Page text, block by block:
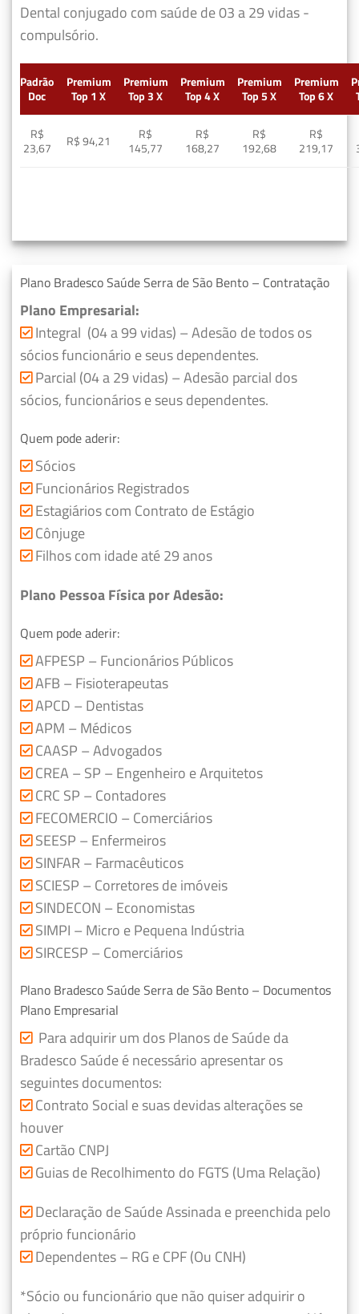
Dental conjugado com saúde de 03 a 29 vidas -
compulsório.
Padrão
Doc
Premium
Top 1 X
Premium
Top 3 X
Premium
Top 4 X
Premium
Top 5 X
Premium
Top 6 X
R$
23,67
R$ 94,21
R$
145,77
R$
168,27
R$
192,68
R$
219,17
Plano Bradesco Saúde Serra de São Bento – Contratação
Plano Empresarial:
Integral (04 a 99 vidas) – Adesão de todos os
sócios funcionário e seus dependentes.
Parcial (04 a 29 vidas) – Adesão parcial dos
sócios, funcionários e seus dependentes.
Quem pode aderir:
Sócios
Funcionários Registrados
Estagiários com Contrato de Estágio
Cônjuge
Filhos com idade até 29 anos
Plano Pessoa Física por Adesão:
Quem pode aderir:
AFPESP – Funcionários Públicos
AFB – Fisioterapeutas
APCD – Dentistas
APM – Médicos
CAASP – Advogados
CREA – SP – Engenheiro e Arquitetos
CRC SP – Contadores
FECOMERCIO – Comerciários
SEESP – Enfermeiros
SINFAR – Farmacêuticos
SCIESP – Corretores de imóveis
SINDECON – Economistas
SIMPI – Micro e Pequena Indústria
SIRCESP – Comerciários
Plano Bradesco Saúde Serra de São Bento – Documentos
Plano Empresarial
Para adquirir um dos Planos de Saúde da
Bradesco Saúde é necessário apresentar os
seguintes documentos:
Contrato Social e suas devidas alterações se
houver
Cartão CNPJ
Guias de Recolhimento do FGTS (Uma Relação)
Declaração de Saúde Assinada e preenchida pelo
próprio funcionário
Dependentes – RG e CPF (Ou CNH)
*Sócio ou funcionário que não quiser adquirir o